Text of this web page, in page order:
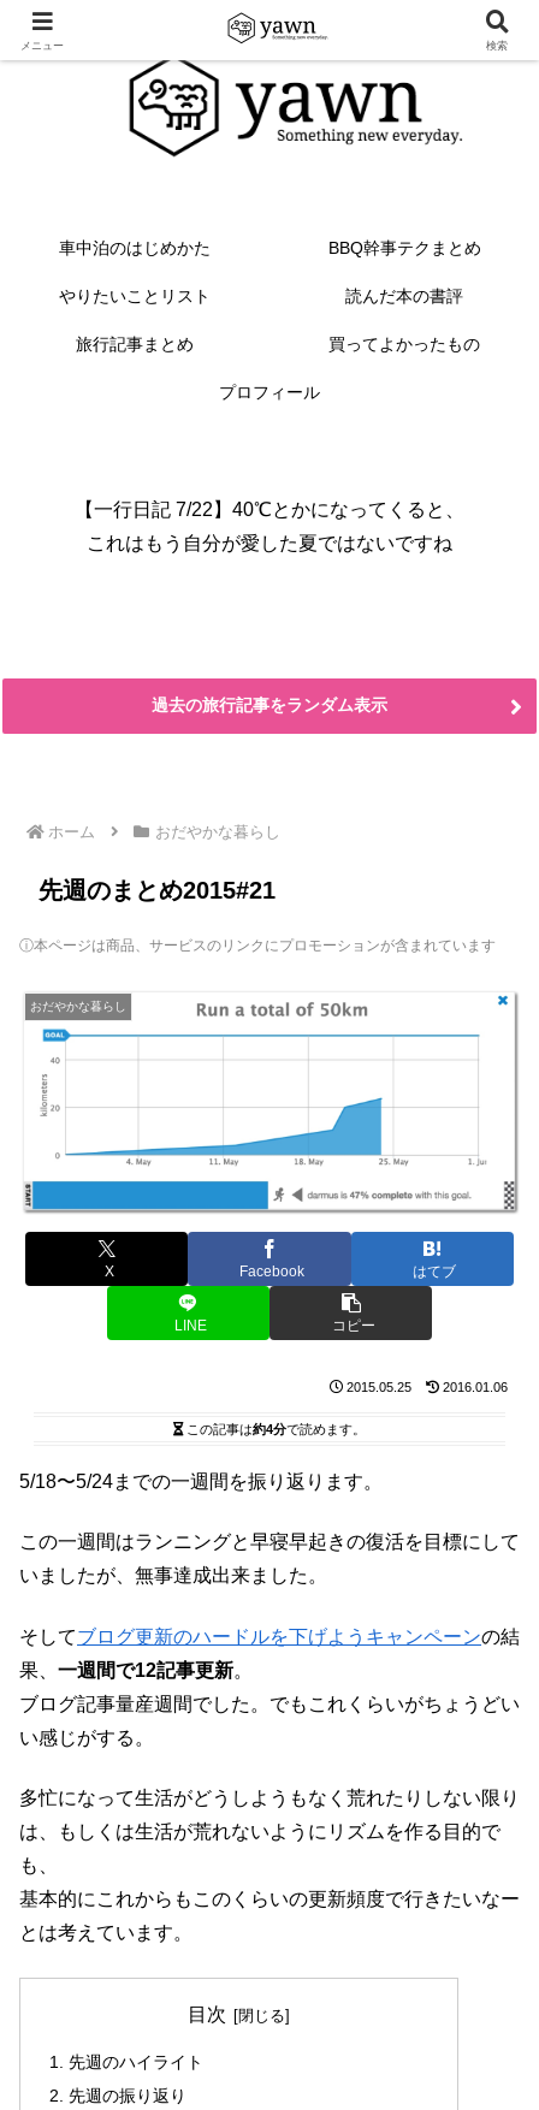
車中泊のはじめかた BBQ幹事テクまとめ
やりたいことリスト 読んだ本の書評
旅行記事まとめ 買ってよかったもの
プロフィール
【一行日記 7/22】40℃とかになってくると、
これはもう自分が愛した夏ではないですね
過去の旅行記事をランダム表示
ホーム おだやかな暮らし
先週のまとめ2015#21
ⓘ本ページは商品、サービスのリンクにプロモーションが含まれています
おだやかな暮らし
X Facebook はてブ
LINE コピー
2015.05.25 2016.01.06
この記事は約4分で読めます。
5/18〜5/24までの一週間を振り返ります。
この一週間はランニングと早寝早起きの復活を目標にして
いましたが、無事達成出来ました。
そしてブログ更新のハードルを下げようキャンペーンの結
果、 一週間で12記事更新。
ブログ記事量産週間でした。でもこれくらいがちょうどい
い感じがする。
多忙になって生活がどうしようもなく荒れたりしない限り
は、もしくは生活が荒れないようにリズムを作る目的で
も、
基本的にこれからもこのくらいの更新頻度で行きたいなー
とは考えています。
目次
先週のハイライト
先週の振り返り
メニュー 検索